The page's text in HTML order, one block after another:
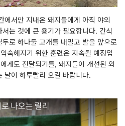
서만 지내온 돼지들에게 아직 야외
는 것에 큰 용기가 필요합니다. 간식
로 하나둘 고개를 내밀고 발을 앞으로
숙해지기 위한 훈련은 지속될 예정입
게도 전달되기를, 돼지들이 개선된 외
날이 하루빨리 오길 바랍니다.